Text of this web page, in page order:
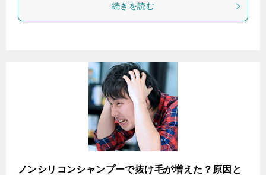
続きを読む
ノンシリコンシャンプーで抜け毛が増えた？原因と